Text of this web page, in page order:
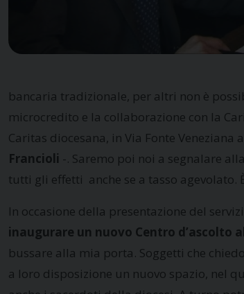
bancaria tradizionale, per altri non è
microcredito e la collaborazione con la
Caritas diocesana, in Via Fonte
Francioli -. Saremo poi noi a segnalare
tutti gli effetti anche se a tasso
In occasione della presentazione del
inaugurare un nuovo Centro d’ascolto
bussare alla mia porta. Soggetti che
a loro disposizione un nuovo spazio, nel